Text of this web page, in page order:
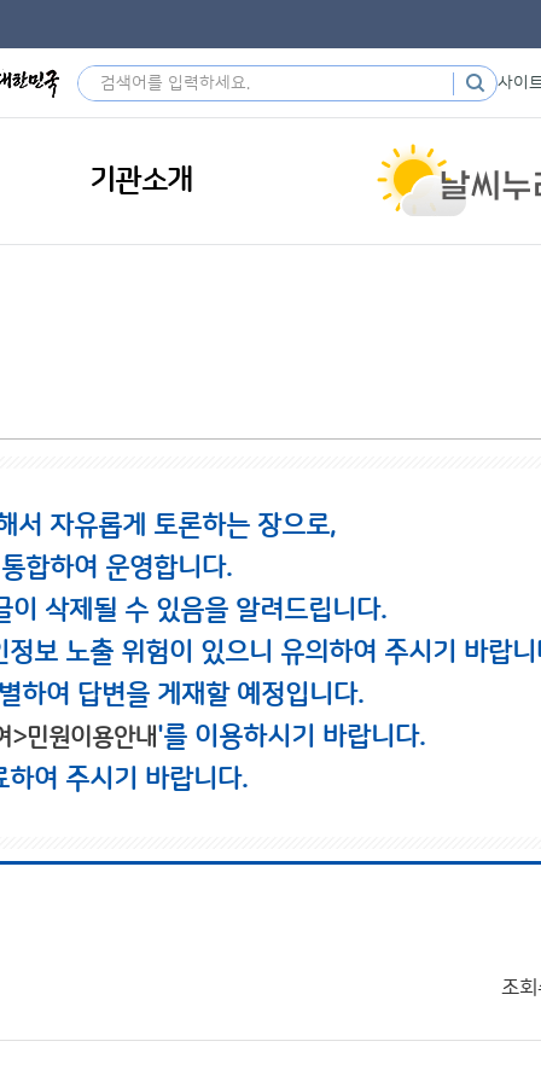
사이
기관소개
서 자유롭게 토론하는 장으로,
합하여 운영합니다.
삭제될 수 있음을 알려드립니다.
보 노출 위험이 있으니 유의하여 주시기 바랍니
하여 답변을 게재할 예정입니다.
>민원이용안내'를 이용하시기 바랍니다.
여 주시기 바랍니다.
조회